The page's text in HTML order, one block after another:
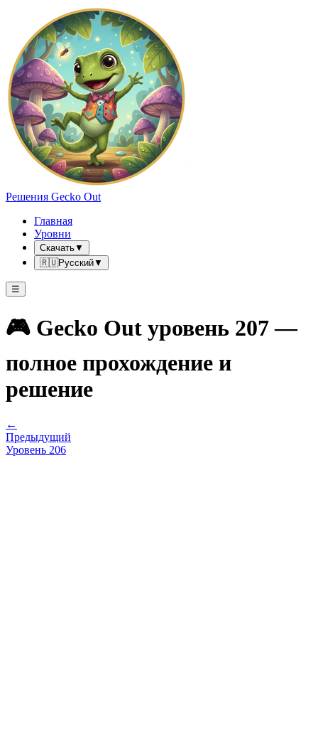
Решения Gecko Out
Главная
Уровни
Скачать▼
🇷🇺Русский▼
☰
🎮 Gecko Out уровень 207 —
полное прохождение и
решение
←
Предыдущий
Уровень 206